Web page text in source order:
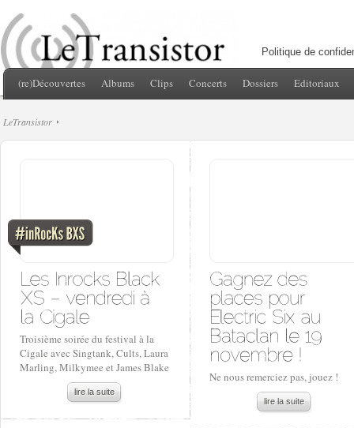
Politique de
(re)Découvertes Albums Clips Concerts Dossiers Editoriaux
LeTransistor
Troisième soirée du festival à la
Cigale avec Singtank, Cults, Laura
Marling, Milkymee et James Blake
lire la suite
Ne nous remerciez pas, jouez !
lire la suite